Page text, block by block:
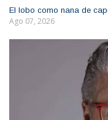
El lobo como nana de
Ago 07, 2026